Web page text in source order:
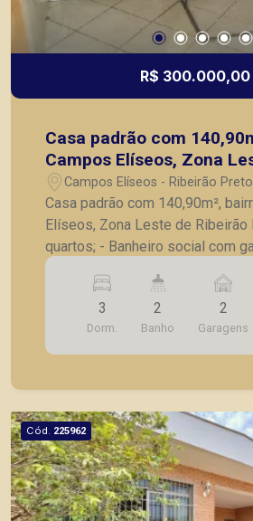
R$ 300.000,00
Casa padrão com
Campos Elíseos, Zona
Ribeirão Preto/SP.
Campos Elíseos - Ribeirão
Casa padrão com 140,90m²,
Elíseos, Zona Leste de Ribeirão
quartos; - Banheiro social com
Sala ampla; - Cozinha com
gabinete; - Área de serviço; -
2 vagas de garagem. A Piramid tem como
objetivo atender seus clientes
segurança, em locação, vendas
3
Dorm.
2
Banho
2
Garagens
Cód. 225962